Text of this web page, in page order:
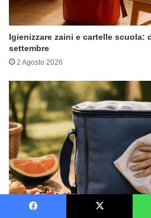
Igienizzare zaini e cartelle scuola:
settembre
2 Agosto 2026